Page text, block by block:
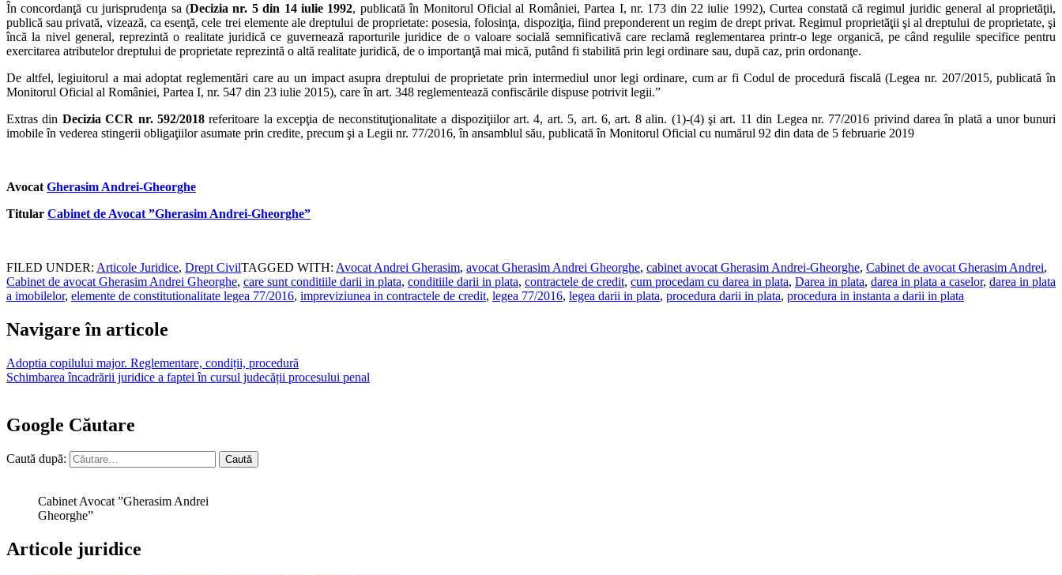
În concordanţă cu jurisprudenţa sa (Decizia nr. 5 din 14 iulie 1992, publicată în Monitorul Oficial al României, Partea I, nr. 173 din 22 iulie 1992), Curtea constată că regimul juridic general al proprietăţii,
publică sau privată, vizează, ca esenţă, cele trei elemente ale dreptului de proprietate: posesia, folosinţa, dispoziţia, fiind preponderent un regim de drept privat. Regimul proprietăţii şi al dreptului de proprietate, şi
încă la nivel general, reprezintă o realitate juridică ce guvernează raporturile juridice de o valoare socială semnificativă care reclamă reglementarea printr-o lege organică, pe când regulile specifice pentru
exercitarea atributelor dreptului de proprietate reprezintă o altă realitate juridică, de o importanţă mai mică, putând fi stabilită prin legi ordinare sau, după caz, prin ordonanţe.
De altfel, legiuitorul a mai adoptat reglementări care au un impact asupra dreptului de proprietate prin intermediul unor legi ordinare, cum ar fi Codul de procedură fiscală (Legea nr. 207/2015, publicată în
Monitorul Oficial al României, Partea I, nr. 547 din 23 iulie 2015), care în art. 348 reglementează confiscările dispuse potrivit legii.”
Extras din Decizia CCR nr. 592/2018referitoare la excepţia de neconstituţionalitate a dispoziţiilor art. 4, art. 5, art. 6, art. 8 alin. (1)-(4) şi art. 11 din Legea nr. 77/2016 privind darea în plată a unor bunuri
imobile în vederea stingerii obligaţiilor asumate prin credite, precum şi a Legii nr. 77/2016, în ansamblul său, publicată în Monitorul Oficial cu numărul 92 din data de 5 februarie 2019
Avocat Gherasim Andrei-Gheorghe
Titular Cabinet de Avocat ”Gherasim Andrei-Gheorghe”
FILED UNDER: Articole Juridice, Drept CivilTAGGED WITH: Avocat Andrei Gherasim, avocat Gherasim Andrei Gheorghe, cabinet avocat Gherasim Andrei-Gheorghe, Cabinet de avocat Gherasim Andrei,
Cabinet de avocat Gherasim Andrei Gheorghe, care sunt conditiile darii in plata, conditiile darii in plata, contractele de credit, cum procedam cu darea in plata, Darea in plata, darea in plata a caselor, darea in plata
a imobilelor, elemente de constitutionalitate legea 77/2016, impreviziunea in contractele de credit, legea 77/2016, legea darii in plata, procedura darii in plata, procedura in instanta a darii in plata
Navigare în articole
Adoptia copilului major. Reglementare, condiții, procedură
Schimbarea încadrării juridice a faptei în cursul judecății procesului penal
Google Căutare
Caută după:
Cabinet Avocat ”Gherasim Andrei
Gheorghe”
Articole juridice